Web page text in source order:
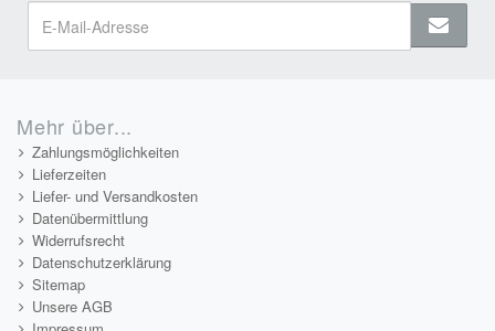
Mehr über...
Zahlungsmöglichkeiten
Lieferzeiten
Liefer- und Versandkosten
Datenübermittlung
Widerrufsrecht
Datenschutzerklärung
Sitemap
Unsere AGB